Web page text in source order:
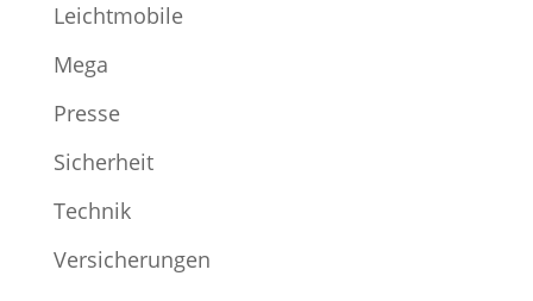
Leichtmobile
Mega
Presse
Sicherheit
Technik
Versicherungen